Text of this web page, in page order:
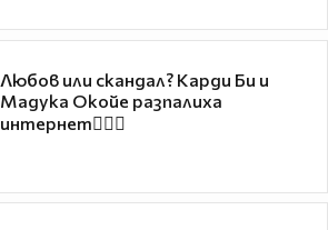
Любов или скандал? Карди Би и
Мадука Окойе разпалиха
интернет❤️‍🔥🔥